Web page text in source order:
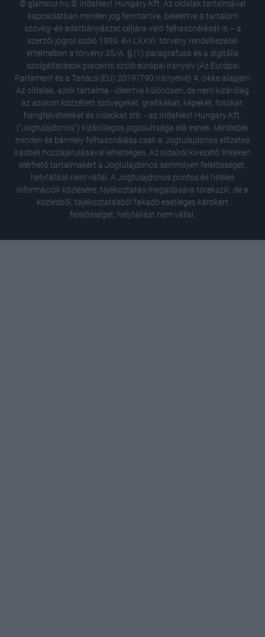
© glamour.hu © IndaNext Hungary Kft. Az oldalak tartalmával
kapcsolatban minden jog fenntartva, beleértve a tartalom
szöveg- és adatbányászat céljára való felhasználását is – a
szerzői jogról szóló 1999. évi LXXVI. törvény rendelkezései
értelmében a törvény 35/A. § (1) paragrafusa és a digitális
szolgáltatások piacairól szóló európai irányelv (Az Európai
Parlament és a Tanács (EU) 2019/790 Irányelve) 4. cikke alapján!
Az oldalak, azok tartalma - ideértve különösen, de nem kizárólag
az azokon közzétett szövegeket, grafikákat, képeket, fotókat,
hangfelvételeket és videókat stb. - az IndaNext Hungary Kft.
("Jogtulajdonos") kizárólagos jogosultsága alá esnek. Mindezek
minden és bármely felhasználása csak a Jogtulajdonos előzetes
írásbeli hozzájárulásával lehetséges. Az oldalról kivezető linkeken
elérhető tartalmakért a Jogtulajdonos semmilyen felelősséget,
helytállást nem vállal. A Jogtulajdonos pontos és hiteles
információk közlésére, tájékoztatás megadására törekszik, de a
közlésből, tájékoztatásból fakadó esetleges károkért
felelősséget, helytállást nem vállal.